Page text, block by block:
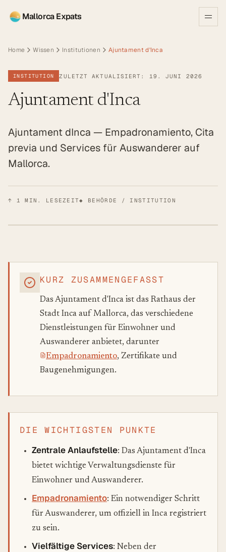
Mallorca Expats
Home Wissen Institutionen Ajuntament d'Inca
INSTITUTION ZULETZT AKTUALISIERT: 19. JUNI 2026
Ajuntament d'Inca
Ajuntament dInca — Empadronamiento, Cita
previa und Services für Auswanderer auf
Mallorca.
↑ 1 MIN. LESEZEIT◆ BEHÖRDE / INSTITUTION
KURZ ZUSAMMENGEFASST
Das Ajuntament d'Inca ist das Rathaus der
Stadt Inca auf Mallorca, das verschiedene
Dienstleistungen für Einwohner und
Auswanderer anbietet, darunter
Empadronamiento, Zertifikate und
Baugenehmigungen.
DIE WICHTIGSTEN PUNKTE
Zentrale Anlaufstelle: Das Ajuntament d'Inca
bietet wichtige Verwaltungsdienste für
Einwohner und Auswanderer.
Empadronamiento: Ein notwendiger Schritt
für Auswanderer, um offiziell in Inca registriert
zu sein.
Vielfältige Services: Neben der